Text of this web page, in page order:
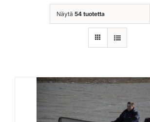
Valmistajat
Rahoitus
Näytä 54 tuotetta